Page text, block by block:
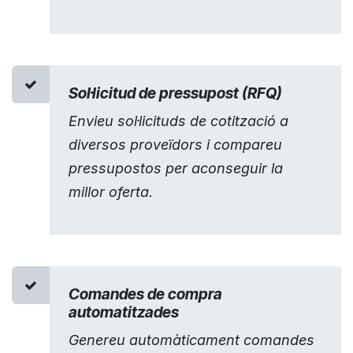
Sol·licitud de pressupost (RFQ)
Envieu sol·licituds de cotització a
diversos proveïdors i compareu
pressupostos per aconseguir la
millor oferta.
Comandes de compra
automatitzades
Genereu automàticament comandes